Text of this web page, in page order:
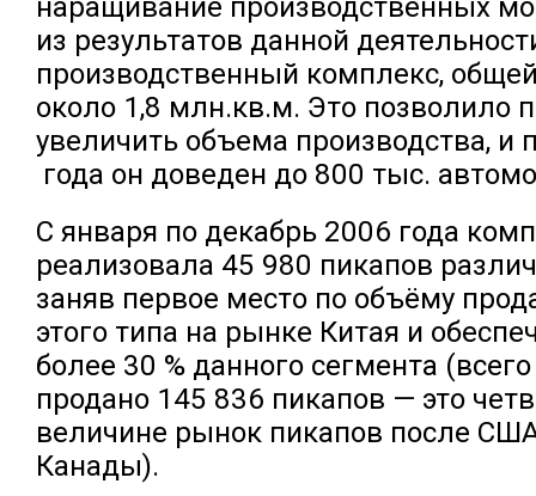
из результатов данной
производственный комплекс,
около 1,8 млн.кв.м. Это позволило
увеличить объема производства, и
года он доведен до 800 тыс.
С января по декабрь 2006 года
реализовала 45 980 пикапов
заняв первое место по объёму
этого типа на рынке Китая и
более 30 % данного сегмента
продано 145 836 пикапов — это
величине рынок пикапов после
Канады).